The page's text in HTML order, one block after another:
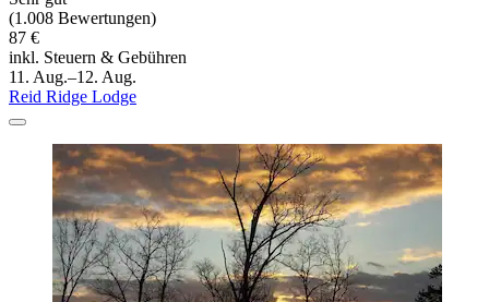
(1.008 Bewertungen)
87 €
inkl. Steuern & Gebühren
11. Aug.–12. Aug.
Reid Ridge Lodge